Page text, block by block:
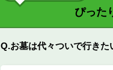
ぴった
Q.お墓は代々ついで行きた